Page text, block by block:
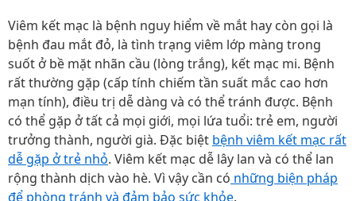
Viêm kết mạc là bệnh nguy hiểm về mắt hay còn gọi là
bệnh đau mắt đỏ, là tình trạng viêm lớp màng trong
suốt ở bề mặt nhãn cầu (lòng trắng), kết mạc mi. Bệnh
rất thường gặp (cấp tính chiếm tần suất mắc cao hơn
mạn tính), điều trị dễ dàng và có thể tránh được. Bệnh
có thể gặp ở tất cả mọi giới, mọi lứa tuổi: trẻ em, người
trưởng thành, người già. Đặc biệt bệnh viêm kết mạc rất
dễ gặp ở trẻ nhỏ. Viêm kết mạc dễ lây lan và có thể lan
rộng thành dịch vào hè. Vì vậy cần có những biện pháp
để phòng tránh và đảm bảo sức khỏe.